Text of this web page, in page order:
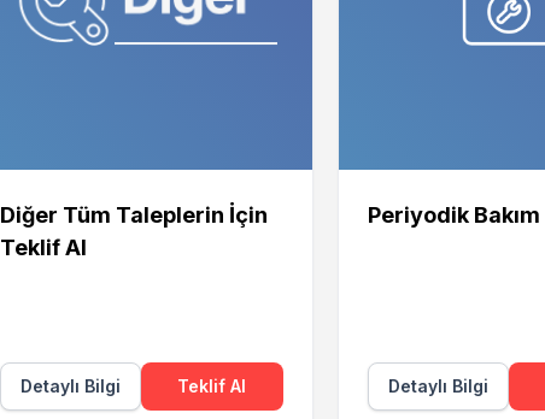
Diğer Tüm Taleplerin İçin
Teklif Al
Detaylı Bilgi Teklif Al
Periyodik Bakım
Detaylı Bilgi